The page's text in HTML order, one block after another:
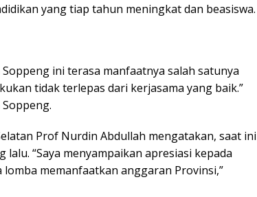
yang tiap tahun meningkat dan beasiswa.
ini terasa manfaatnya salah satunya
tidak terlepas dari kerjasama yang baik.”
Prof Nurdin Abdullah mengatakan, saat ini
“Saya menyampaikan apresiasi kepada
memanfaatkan anggaran Provinsi,”